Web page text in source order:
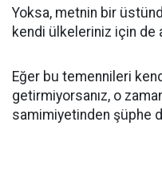
Yoksa, metnin bir
kendi ülkeleriniz için de
Eğer bu temennileri
getirmiyorsanız, o
samimiyetinden şüphe